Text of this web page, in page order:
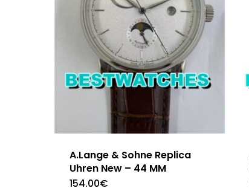
A.Lange & Sohne Replica
Uhren New – 44 MM
154.00€